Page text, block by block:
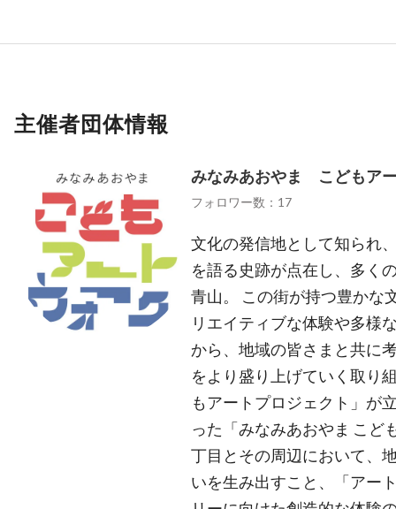
主催者団体情報
みなみあおやま こどもア
フォロワー数：17
文化の発信地として知られ
を語る史跡が点在し、多く
青山。 この街が持つ豊かな
リエイティブな体験や多
から、地域の皆さまと共に
をより盛り上げていく取り
もアートプロジェクト」が
った「みなみあおやま こど
丁目とその周辺において、
いを生み出すこと、「アー